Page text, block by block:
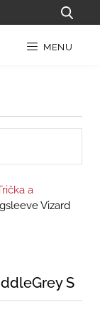
MENU
a
Vizard
S